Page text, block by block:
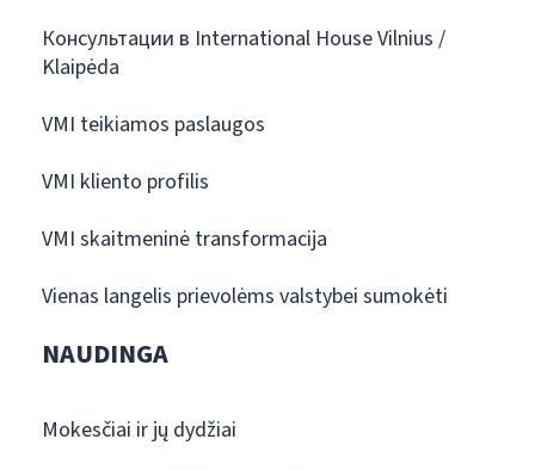
Консультации в International House Vilnius /
Klaipėda
VMI teikiamos paslaugos
VMI kliento profilis
VMI skaitmeninė transformacija
Vienas langelis prievolėms valstybei sumokėti
NAUDINGA
Mokesčiai ir jų dydžiai